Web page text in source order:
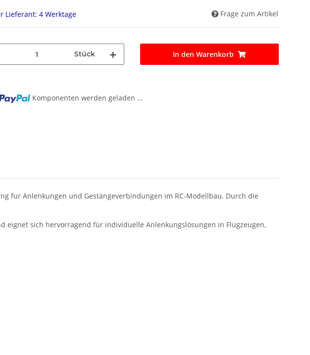
Lieferant: 4 Werktage Frage zum Artikel
Stück In den Warenkorb
Komponenten werden geladen ...
für Anlenkungen und Gestängeverbindungen im RC-Modellbau. Durch die
eignet sich hervorragend für individuelle Anlenkungslösungen in Flugzeugen,